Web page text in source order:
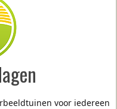
voor iedereen